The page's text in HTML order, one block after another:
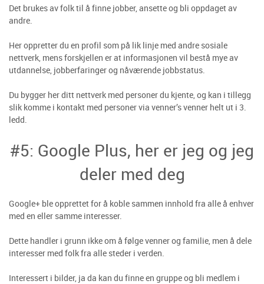
Det brukes av folk til å finne jobber, ansette og bli oppdaget av
andre.
Her oppretter du en profil som på lik linje med andre sosiale
nettverk, mens forskjellen er at informasjonen vil bestå mye av
utdannelse, jobberfaringer og nåværende jobbstatus.
Du bygger her ditt nettverk med personer du kjente, og kan i tillegg
slik komme i kontakt med personer via venner’s venner helt ut i 3.
ledd.
#5: Google Plus, her er jeg og jeg
deler med deg
Google+ ble opprettet for å koble sammen innhold fra alle å enhver
med en eller samme interesser.
Dette handler i grunn ikke om å følge venner og familie, men å dele
interesser med folk fra alle steder i verden.
Interessert i bilder, ja da kan du finne en gruppe og bli medlem i